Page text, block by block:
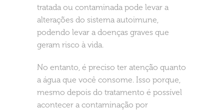
tratada ou contaminada pode levar a
alterações do sistema autoimune,
podendo levar a doenças graves que
geram risco à vida.
No entanto, é preciso ter atenção quanto
a água que você consome. Isso porque,
mesmo depois do tratamento é possível
acontecer a contaminação por